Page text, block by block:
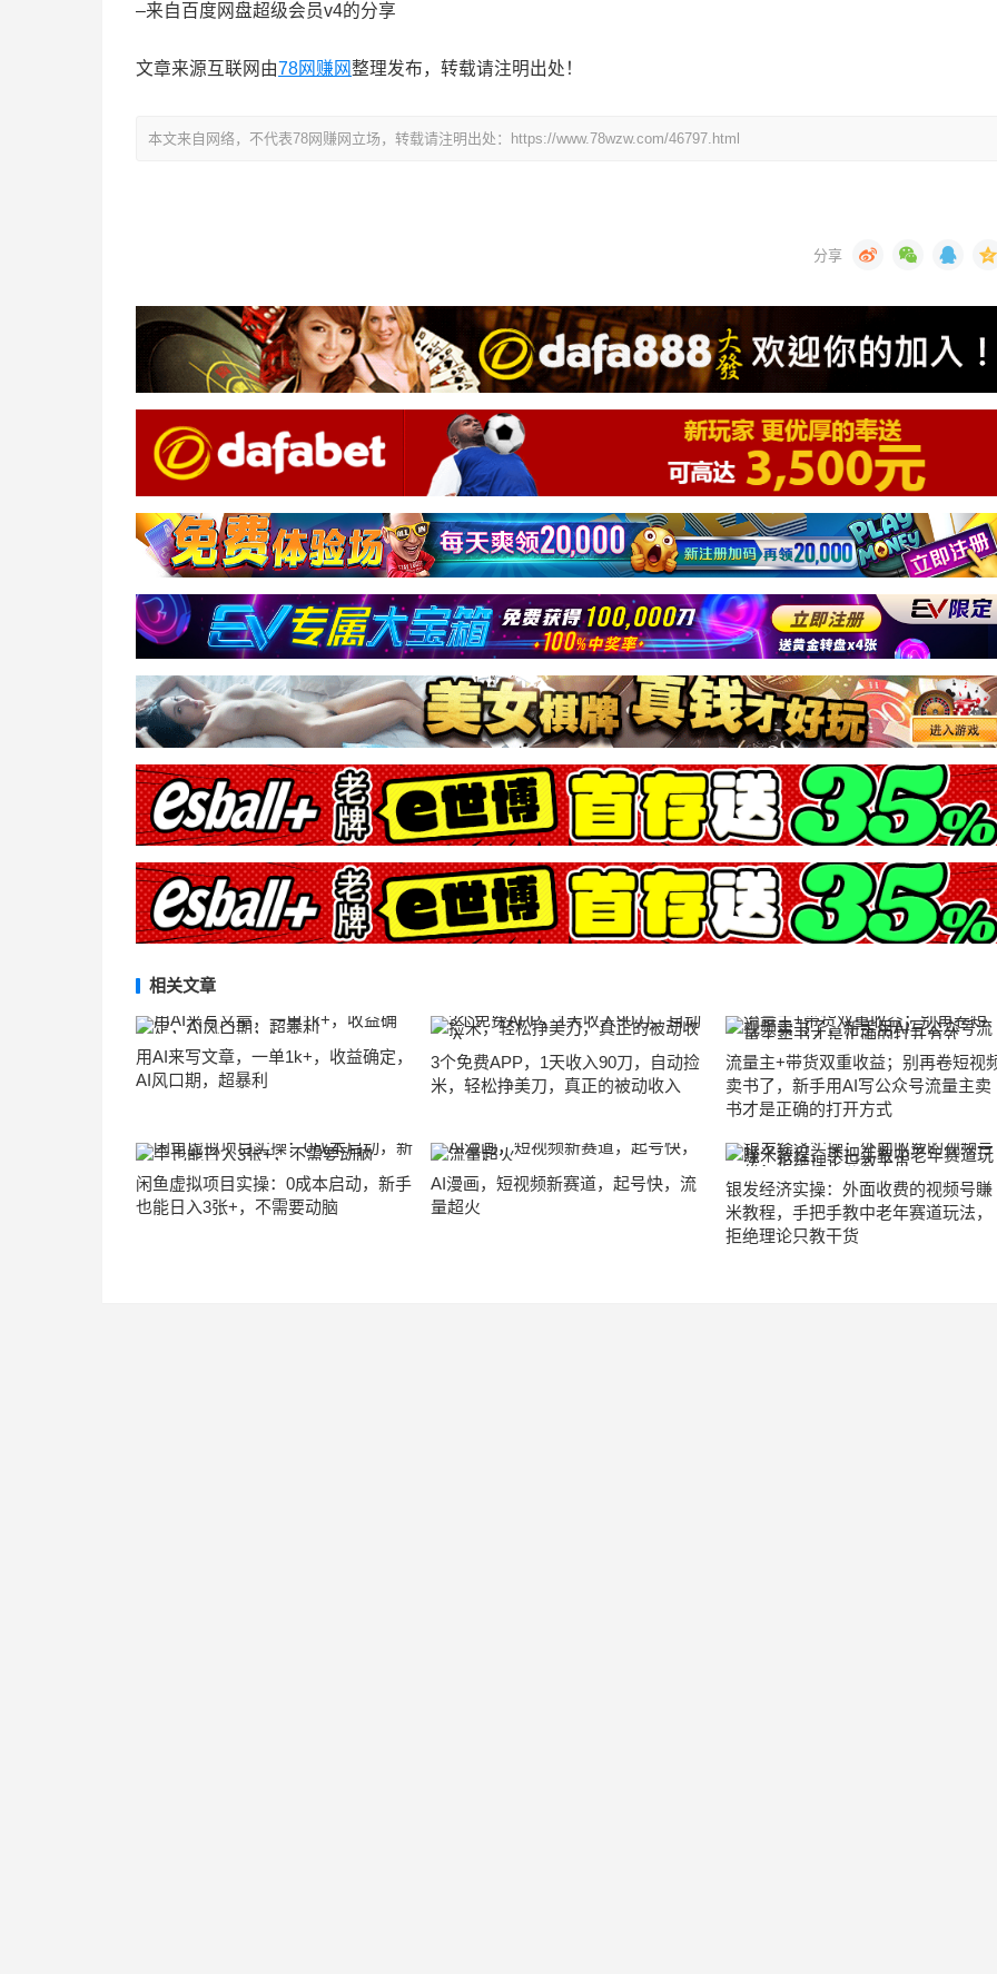
–来自百度网盘超级会员v4的分享
文章来源互联网由78网赚网整理发布，转载请注明出处！
本文来自网络，不代表78网赚网立场，转载请注明出处：https://www.78wzw.com/46797.html
相关文章
用AI来写文章，一单1k+，收益确定，
AI风口期，超暴利
3个免费APP，1天收入90刀，自动捡
米，轻松挣美刀，真正的被动收入
流量主+带货双重收益；别再卷短视
卖书了，新手用AI写公众号流量主卖
书才是正确的打开方式
闲鱼虚拟项目实操：0成本启动，新手
也能日入3张+，不需要动脑
AI漫画，短视频新赛道，起号快，流
量超火
银发经济实操：外面收费的视频号賺
米教程，手把手教中老年赛道玩法，
拒绝理论只教干货